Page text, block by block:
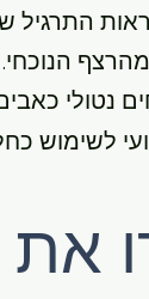
התרגיל
הנוכחי.
נטולי כאבים
לשימוש
את